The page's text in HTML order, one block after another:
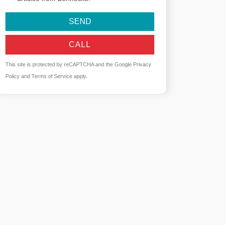
SEND
CALL
This site is protected by reCAPTCHA and the Google Privacy
Policy andTerms of Service apply.